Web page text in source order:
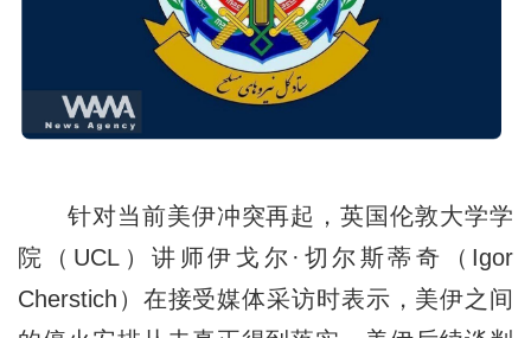
针对当前美伊冲突再起，英国伦敦大学学
院（UCL）讲师伊戈尔·切尔斯蒂奇（Igor
Cherstich）在接受媒体采访时表示，美伊之间